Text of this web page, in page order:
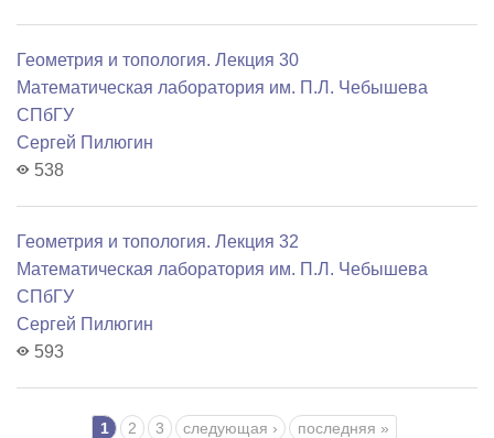
Геометрия и топология. Лекция 30
Математичеcкая лаборатория им. П.Л. Чебышева
СПбГУ
Сергей Пилюгин
538
Геометрия и топология. Лекция 32
Математичеcкая лаборатория им. П.Л. Чебышева
СПбГУ
Сергей Пилюгин
593
Страницы 1 2 3 следующая › последняя »